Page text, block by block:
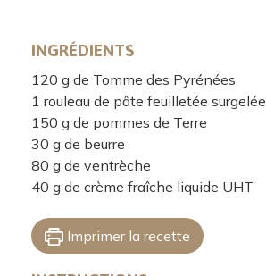
INGRÉDIENTS
120 g de Tomme des Pyrénées
1 rouleau de pâte feuilletée surgelée
150 g de pommes de Terre
30 g de beurre
80 g de ventrèche
40 g de crème fraîche liquide UHT
Imprimer la recette